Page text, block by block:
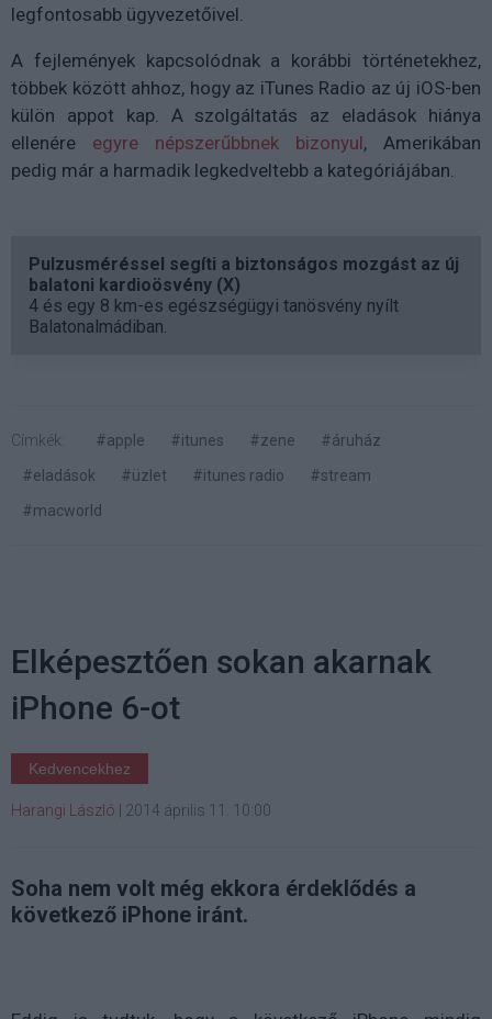
legfontosabb ügyvezetőivel.
A fejlemények kapcsolódnak a korábbi történetekhez,
többek között ahhoz, hogy az iTunes Radio az új iOS-ben
külön appot kap. A szolgáltatás az eladások hiánya
ellenére egyre népszerűbbnek bizonyul, Amerikában
pedig már a harmadik legkedveltebb a kategóriájában.
Pulzusméréssel segíti a biztonságos mozgást az új
balatoni kardioösvény (X)
4 és egy 8 km-es egészségügyi tanösvény nyílt
Balatonalmádiban.
Címkék: #apple #itunes #zene
#áruház
#eladások
#üzlet #itunes radio
#stream
#macworld
Elképesztően sokan akarnak
iPhone 6-ot
Kedvencekhez
Harangi László 2014 április 11. 10:00
Soha nem volt még ekkora érdeklődés a
következő iPhone iránt.